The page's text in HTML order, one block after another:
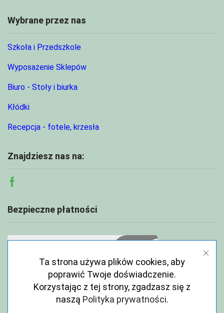
Wybrane przez nas
Szkoła i Przedszkole
Wyposażenie Sklepów
Biuro - Stoły i biurka
Kłódki
Recepcja - fotele, krzesła
Znajdziesz nas na:
Facebook
Bezpieczne płatności
Ta strona używa plików cookies, aby
poprawić Twoje doświadczenie.
Korzystając z tej strony, zgadzasz się z
naszą Polityka prywatności.